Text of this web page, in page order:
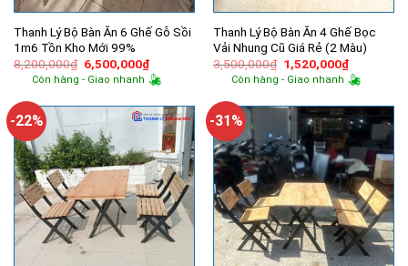
Thanh Lý Bộ Bàn Ăn 6 Ghế Gỗ Sồi
1m6 Tồn Kho Mới 99%
8,200,000₫ Giá
gốc
là:
6,500,000₫Giá
hiện
tại
6,500,000₫.
Còn hàng - Giao nhanh
Thanh Lý Bộ Bàn Ăn 4 Ghế Bọc
Vải Nhung Cũ Giá Rẻ (2 Màu)
3,500,000₫ Giá
gốc
là:
1,520,000₫Giá
hiện
tại
Còn hàng - Giao nhanh
-22% -31%